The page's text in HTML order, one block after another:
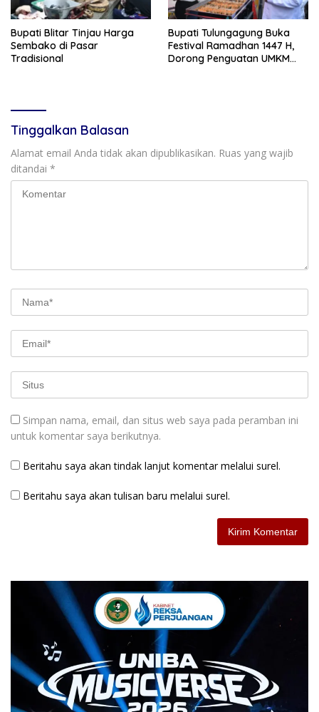
Bupati Blitar Tinjau Harga
Sembako di Pasar
Tradisional
Bupati Tulungagung Buka
Festival Ramadhan 1447 H,
Dorong Penguatan UMKM
Tinggalkan Balasan
Alamat email Anda tidak akan dipublikasikan. Ruas yang wajib
ditandai *
Simpan nama, email, dan situs web saya pada peramban ini
untuk komentar saya berikutnya.
Beritahu saya akan tindak lanjut komentar melalui surel.
Beritahu saya akan tulisan baru melalui surel.